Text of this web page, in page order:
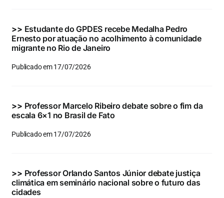
>> Estudante do GPDES recebe Medalha Pedro
Ernesto por atuação no acolhimento à comunidade
migrante no Rio de Janeiro
Publicado em 17/07/2026
>> Professor Marcelo Ribeiro debate sobre o fim da
escala 6×1 no Brasil de Fato
Publicado em 17/07/2026
>> Professor Orlando Santos Júnior debate justiça
climática em seminário nacional sobre o futuro das
cidades